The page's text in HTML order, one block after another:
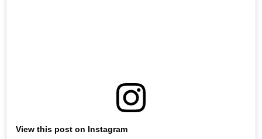
View this post on Instagram